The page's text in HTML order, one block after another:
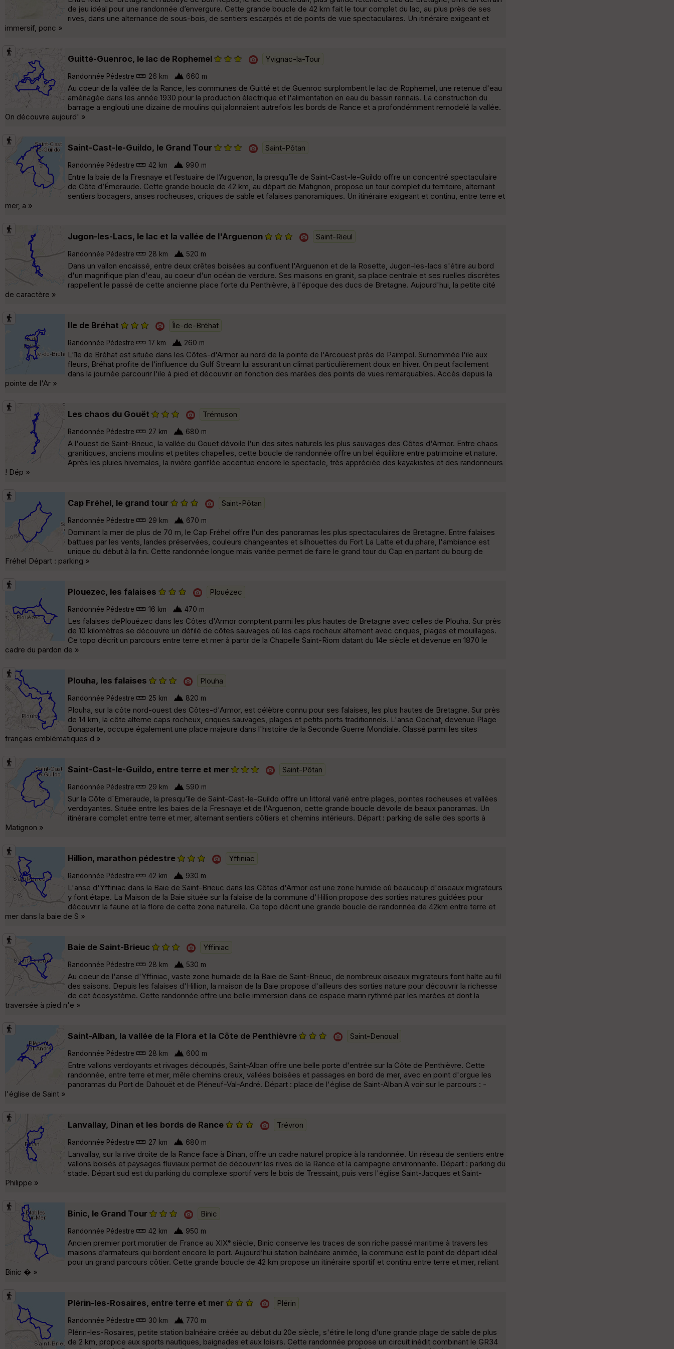
de jeu idéal pour une randonnée d’envergure. Cette grande boucle de 42 km fait le tour complet du lac, au plus près de ses
rives, dans une alternance de sous-bois, de sentiers escarpés et de points de vue spectaculaires. Un itinéraire exigeant et
immersif, ponc »
Guitté-Guenroc, le lac de Rophemel Yvignac-la-Tour
Randonnée Pédestre 26 km 660 m
Au coeur de la vallée de la Rance, les communes de Guitté et de Guenroc surplombent le lac de Rophemel, une retenue d'eau
aménagée dans les année 1930 pour la production électrique et l'alimentation en eau du bassin rennais. La construction du
barrage a englouti une dizaine de moulins qui jalonnaient autrefois les bords de Rance et a profondémment remodelé la vallée.
On découvre aujourd' »
Saint-Cast-le-Guildo, le Grand Tour Saint-Pôtan
Randonnée Pédestre 42 km 990 m
Entre la baie de la Fresnaye et l’estuaire de l’Arguenon, la presqu’île de Saint-Cast-le-Guildo offre un concentré spectaculaire
de Côte d’Émeraude. Cette grande boucle de 42 km, au départ de Matignon, propose un tour complet du territoire, alternant
sentiers bocagers, anses rocheuses, criques de sable et falaises panoramiques. Un itinéraire exigeant et continu, entre terre et
mer, a »
Jugon-les-Lacs, le lac et la vallée de l'Arguenon Saint-Rieul
Randonnée Pédestre 28 km 520 m
Dans un vallon encaissé, entre deux crêtes boisées au confluent l'Arguenon et de la Rosette, Jugon-les-lacs s'étire au bord
d'un magnifique plan d'eau, au coeur d'un océan de verdure. Ses maisons en granit, sa place centrale et ses ruelles discrètes
rappellent le passé de cette ancienne place forte du Penthièvre, à l'époque des ducs de Bretagne. Aujourd'hui, la petite cité
de caractère »
Ile de Bréhat Île-de-Bréhat
Randonnée Pédestre 17 km 260 m
L'île de Bréhat est située dans les Côtes-d'Armor au nord de la pointe de l'Arcouest près de Paimpol. Surnommée l'ile aux
fleurs, Bréhat profite de l'influence du Gulf Stream lui assurant un climat particulièrement doux en hiver. On peut facilement
dans la journée parcourir l'ile à pied et découvrir en fonction des marées des points de vues remarquables. Accès depuis la
pointe de l'Ar »
Les chaos du Gouët Trémuson
Randonnée Pédestre 27 km 680 m
A l'ouest de Saint-Brieuc, la vallée du Gouët dévoile l'un des sites naturels les plus sauvages des Côtes d'Armor. Entre chaos
granitiques, anciens moulins et petites chapelles, cette boucle de randonnée offre un bel équilibre entre patrimoine et nature.
Après les pluies hivernales, la rivière gonflée accentue encore le spectacle, très appréciée des kayakistes et des randonneurs
! Dép »
Cap Fréhel, le grand tour Saint-Pôtan
Randonnée Pédestre 29 km 670 m
Dominant la mer de plus de 70 m, le Cap Fréhel offre l'un des panoramas les plus spectaculaires de Bretagne. Entre falaises
battues par les vents, landes préservées, couleurs changeantes et silhouettes du Fort La Latte et du phare, l'ambiance est
unique du début à la fin. Cette randonnée longue mais variée permet de faire le grand tour du Cap en partant du bourg de
Fréhel Départ : parking »
Plouezec, les falaises Plouézec
Randonnée Pédestre 16 km 470 m
Les falaises dePlouézec dans les Côtes d'Armor comptent parmi les plus hautes de Bretagne avec celles de Plouha. Sur près
de 10 kilomètres se découvre un défilé de côtes sauvages où les caps rocheux alternent avec criques, plages et mouillages.
Ce topo décrit un parcours entre terre et mer à partir de la Chapelle Saint-Riom datant du 14e siècle et devenue en 1870 le
cadre du pardon de »
Plouha, les falaises Plouha
Randonnée Pédestre 25 km 820 m
Plouha, sur la côte nord-ouest des Côtes-d'Armor, est célèbre connu pour ses falaises, les plus hautes de Bretagne. Sur près
de 14 km, la côte alterne caps rocheux, criques sauvages, plages et petits ports traditionnels. L'anse Cochat, devenue Plage
Bonaparte, occupe également une place majeure dans l'histoire de la Seconde Guerre Mondiale. Classé parmi les sites
français emblématiques d »
Saint-Cast-le-Guildo, entre terre et mer Saint-Pôtan
Randonnée Pédestre 29 km 590 m
Sur la Côte d´Emeraude, la presqu'île de Saint-Cast-le-Guildo offre un littoral varié entre plages, pointes rocheuses et vallées
verdoyantes. Située entre les baies de la Fresnaye et de l'Arguenon, cette grande boucle dévoile de beaux panoramas. Un
itinéraire complet entre terre et mer, alternant sentiers côtiers et chemins intérieurs. Départ : parking de salle des sports à
Matignon »
Hillion, marathon pédestre Yffiniac
Randonnée Pédestre 42 km 930 m
L'anse d'Yffiniac dans la Baie de Saint-Brieuc dans les Côtes d'Armor est une zone humide où beaucoup d'oiseaux migrateurs
y font étape. La Maison de la Baie située sur la falaise de la commune d'Hillion propose des sorties natures guidées pour
découvrir la faune et la flore de cette zone naturelle. Ce topo décrit une grande boucle de randonnée de 42km entre terre et
mer dans la baie de S »
Baie de Saint-Brieuc Yffiniac
Randonnée Pédestre 28 km 530 m
Au coeur de l'anse d'Yffiniac, vaste zone humaide de la Baie de Saint-Brieuc, de nombreux oiseaux migrateurs font halte au fil
des saisons. Depuis les falaises d'Hillion, la maison de la Baie propose d'ailleurs des sorties nature pour découvrir la richesse
de cet écosystème. Cette randonnée offre une belle immersion dans ce espace marin rythmé par les marées et dont la
traversée à pied n'e »
Saint-Alban, la vallée de la Flora et la Côte de Penthièvre Saint-Denoual
Randonnée Pédestre 28 km 600 m
Entre vallons verdoyants et rivages découpés, Saint-Alban offre une belle porte d'entrée sur la Côte de Penthièvre. Cette
randonnée, entre terre et mer, mêle chemins creux, vallées boisées et passages en bord de mer, avec en point d'orgue les
panoramas du Port de Dahouët et de Pléneuf-Val-André. Départ : place de l'église de Saint-Alban A voir sur le parcours : -
l'église de Saint »
Lanvallay, Dinan et les bords de Rance Trévron
Randonnée Pédestre 27 km 680 m
Lanvallay, sur la rive droite de la Rance face à Dinan, offre un cadre naturel propice à la randonnée. Un réseau de sentiers entre
vallons boisés et paysages fluviaux permet de découvrir les rives de la Rance et la campagne environnante. Départ : parking du
stade. Départ sud est du parking du complexe sportif vers le bois de Tressaint, puis vers l'église Saint-Jacques et Saint-
Philippe »
Binic, le Grand Tour Binic
Randonnée Pédestre 42 km 950 m
Ancien premier port morutier de France au XIXᵉ siècle, Binic conserve les traces de son riche passé maritime à travers les
maisons d’armateurs qui bordent encore le port. Aujourd’hui station balnéaire animée, la commune est le point de départ idéal
pour un grand parcours côtier. Cette grande boucle de 42 km propose un itinéraire sportif et continu entre terre et mer, reliant
Binic � »
Plérin-les-Rosaires, entre terre et mer Plérin
Randonnée Pédestre 30 km 770 m
Plérin-les-Rosaires, petite station balnéaire créée au début du 20e siècle, s'étire le long d'une grande plage de sable de plus
de 2 km, propice aux sports nautiques, baignades et aux loisirs. Cette randonnée propose un circuit inédit combinant le GR34